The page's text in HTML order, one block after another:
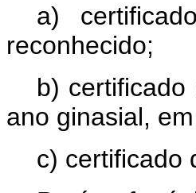
a)
reconhecido;
b)
ano ginasial,
c) certificado